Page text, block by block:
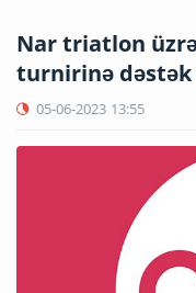
Nar triatlon üzrə
turnirinə dəstək
05-06-2023 13:55